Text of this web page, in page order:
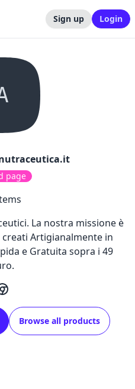
Sign up Login
page
La nostra missione è
Artigianalmente in
e Gratuita sopra i 49
Browse all products